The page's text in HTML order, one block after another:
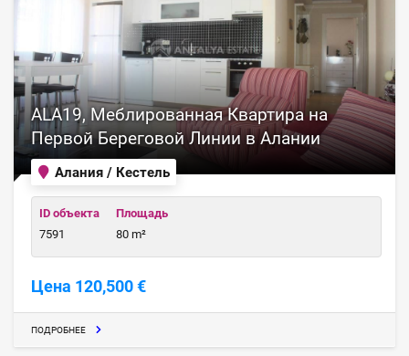
Алания / Кестель
ALA19, Меблированная Квартира на
Первой Береговой Линии в Алании
ID объекта
7591
Площадь
80 m²
Цена 120,500 €
ПОДРОБНЕЕ